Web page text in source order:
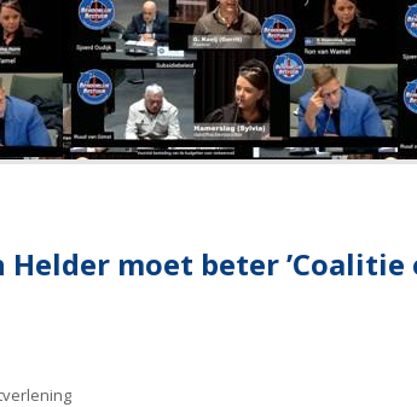
moet beter ’Coalitie